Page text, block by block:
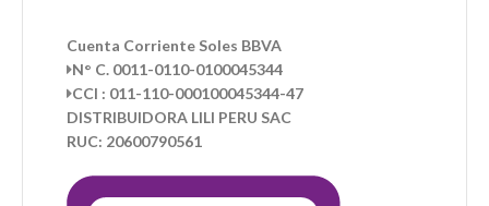
Cuenta Corriente Soles BBVA
N° C. 0011-0110-0100045344
CCI : 011-110-000100045344-47
DISTRIBUIDORA LILI PERU SAC
RUC: 20600790561